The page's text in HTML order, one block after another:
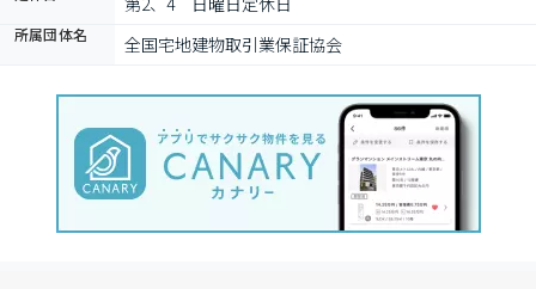
所属団体名 全国宅地建物取引業保証協会